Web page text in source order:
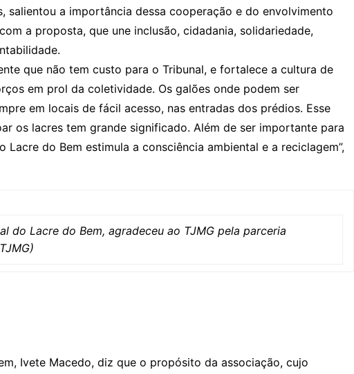
salientou a importância dessa cooperação e do envolvimento
a proposta, que une inclusão, cidadania, solidariedade,
que não tem custo para o Tribunal, e fortalece a cultura de
em prol da coletividade. Os galões onde podem ser
em locais de fácil acesso, nas entradas dos prédios. Esse
os lacres tem grande significado. Além de ser importante para
Lacre do Bem estimula a consciência ambiental e a reciclagem”,
do Lacre do Bem, agradeceu ao TJMG pela parceria
Ivete Macedo, diz que o propósito da associação, cujo